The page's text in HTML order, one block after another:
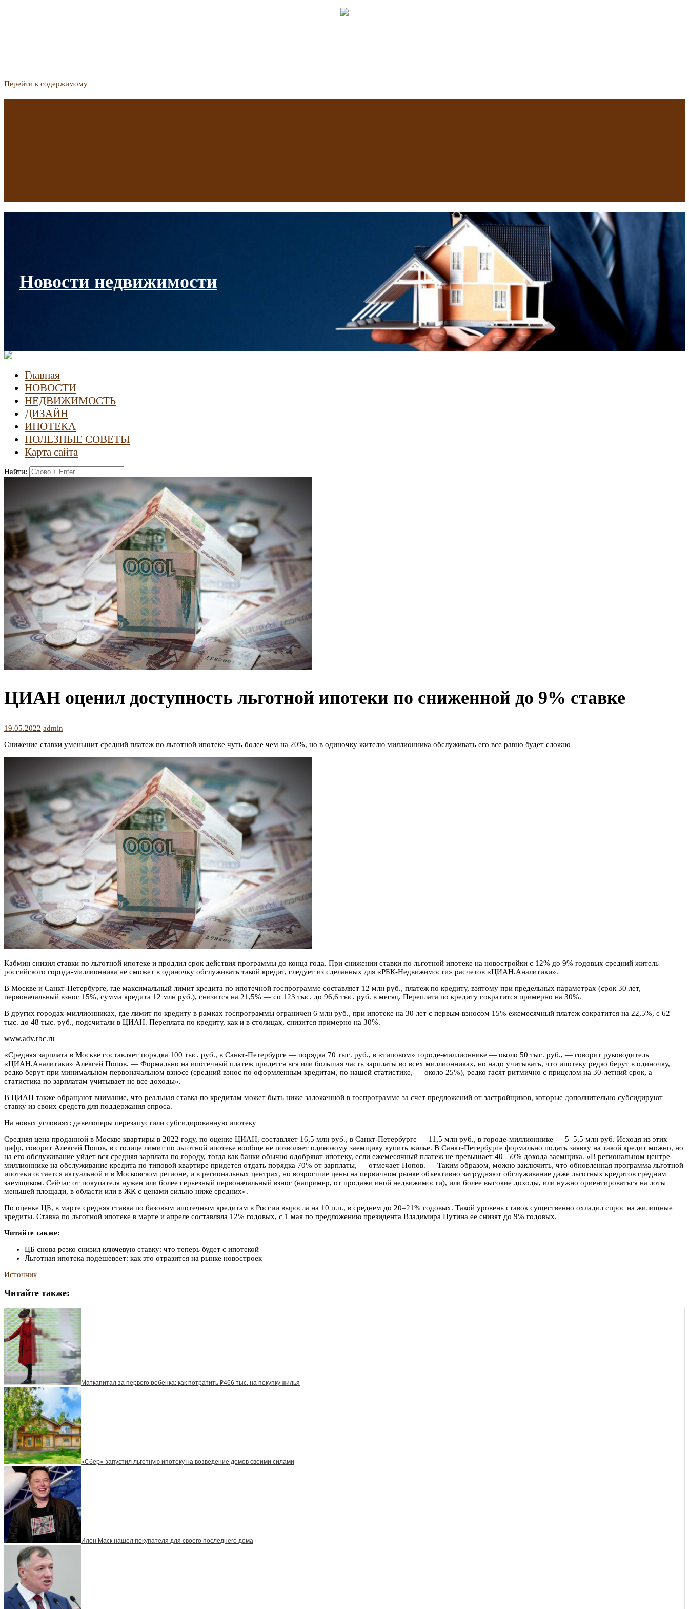
Перейти к содержимому
Новости недвижимости
Главная
НОВОСТИ
НЕДВИЖИМОСТЬ
ДИЗАЙН
ИПОТЕКА
ПОЛЕЗНЫЕ СОВЕТЫ
Карта сайта
Найти:
ЦИАН оценил доступность льготной ипотеки по сниженной до 9% ставке
19.05.2022 admin
Снижение ставки уменьшит средний платеж по льготной ипотеке чуть более чем на 20%, но в одиночку жителю миллионника обслуживать его все равно будет сложно
Кабмин снизил ставки по льготной ипотеке и продлил срок действия программы до конца года. При снижении ставки по льготной ипотеке на новостройки с 12% до 9% годовых средний житель
российского города-миллионника не сможет в одиночку обслуживать такой кредит, следует из сделанных для «РБК-Недвижимости» расчетов «ЦИАН.Аналитики».
В Москве и Санкт-Петербурге, где максимальный лимит кредита по ипотечной госпрограмме составляет 12 млн руб., платеж по кредиту, взятому при предельных параметрах (срок 30 лет,
первоначальный взнос 15%, сумма кредита 12 млн руб.), снизится на 21,5% — со 123 тыс. до 96,6 тыс. руб. в месяц. Переплата по кредиту сократится примерно на 30%.
В других городах-миллионниках, где лимит по кредиту в рамках госпрограммы ограничен 6 млн руб., при ипотеке на 30 лет с первым взносом 15% ежемесячный платеж сократится на 22,5%, с 62
тыс. до 48 тыс. руб., подсчитали в ЦИАН. Переплата по кредиту, как и в столицах, снизится примерно на 30%.
www.adv.rbc.ru
«Средняя зарплата в Москве составляет порядка 100 тыс. руб., в Санкт-Петербурге — порядка 70 тыс. руб., в «типовом» городе-миллионнике — около 50 тыс. руб., — говорит руководитель
«ЦИАН.Аналитики» Алексей Попов. — Формально на ипотечный платеж придется вся или большая часть зарплаты во всех миллионниках, но надо учитывать, что ипотеку редко берут в одиночку,
редко берут при минимальном первоначальном взносе (средний взнос по оформленным кредитам, по нашей статистике, — около 25%), редко гасят ритмично с прицелом на 30-летний срок, а
статистика по зарплатам учитывает не все доходы».
В ЦИАН также обращают внимание, что реальная ставка по кредитам может быть ниже заложенной в госпрограмме за счет предложений от застройщиков, которые дополнительно субсидируют
ставку из своих средств для поддержания спроса.
На новых условиях: девелоперы перезапустили субсидированную ипотеку
Средняя цена проданной в Москве квартиры в 2022 году, по оценке ЦИАН, составляет 16,5 млн руб., в Санкт-Петербурге — 11,5 млн руб., в городе-миллионнике — 5–5,5 млн руб. Исходя из этих
цифр, говорит Алексей Попов, в столице лимит по льготной ипотеке вообще не позволяет одинокому заемщику купить жилье. В Санкт-Петербурге формально подать заявку на такой кредит можно, но
на его обслуживание уйдет вся средняя зарплата по городу, тогда как банки обычно одобряют ипотеку, если ежемесячный платеж не превышает 40–50% дохода заемщика. «В региональном центре-
миллионнике на обслуживание кредита по типовой квартире придется отдать порядка 70% от зарплаты, — отмечает Попов. — Таким образом, можно заключить, что обновленная программа льготной
ипотеки остается актуальной и в Московском регионе, и в региональных центрах, но возросшие цены на первичном рынке объективно затрудняют обслуживание даже льготных кредитов средним
заемщиком. Сейчас от покупателя нужен или более серьезный первоначальный взнос (например, от продажи иной недвижимости), или более высокие доходы, или нужно ориентироваться на лоты
меньшей площади, в области или в ЖК с ценами сильно ниже средних».
По оценке ЦБ, в марте средняя ставка по базовым ипотечным кредитам в России выросла на 10 п.п., в среднем до 20–21% годовых. Такой уровень ставок существенно охладил спрос на жилищные
кредиты. Ставка по льготной ипотеке в марте и апреле составляла 12% годовых, с 1 мая по предложению президента Владимира Путина ее снизят до 9% годовых.
Читайте также:
ЦБ снова резко снизил ключевую ставку: что теперь будет с ипотекой
Льготная ипотека подешевеет: как это отразится на рынке новостроек
Источник
Читайте также:
Маткапитал за первого ребенка: как потратить ₽466 тыс. на покупку жилья
«Сбер» запустил льготную ипотеку на возведение домов своими силами
Илон Маск нашел покупателя для своего последнего дома